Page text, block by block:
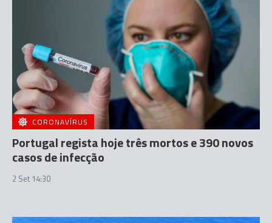
CORONAVÍRUS
Portugal regista hoje três mortos e 390 novos
casos de infecção
2 Set 14:30